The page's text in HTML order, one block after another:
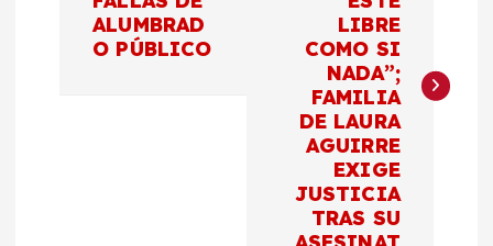
ALUMBRAD
O PÚBLICO
LIBRE
COMO SI
NADA”;
FAMILIA
DE LAURA
AGUIRRE
EXIGE
JUSTICIA
TRAS SU